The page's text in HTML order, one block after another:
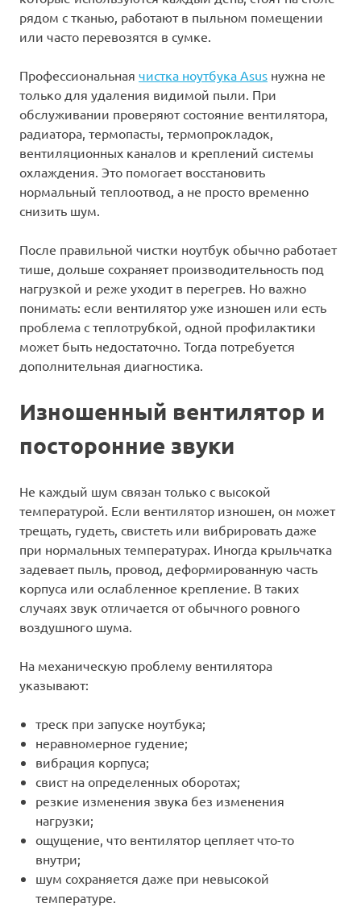
рядом с тканью, работают в пыльном помещении
или часто перевозятся в сумке.
Профессиональная чистка ноутбука Asus нужна не
только для удаления видимой пыли. При
обслуживании проверяют состояние вентилятора,
радиатора, термопасты, термопрокладок,
вентиляционных каналов и креплений системы
охлаждения. Это помогает восстановить
нормальный теплоотвод, а не просто временно
снизить шум.
После правильной чистки ноутбук обычно работает
тише, дольше сохраняет производительность под
нагрузкой и реже уходит в перегрев. Но важно
понимать: если вентилятор уже изношен или есть
проблема с теплотрубкой, одной профилактики
может быть недостаточно. Тогда потребуется
дополнительная диагностика.
Изношенный вентилятор и
посторонние звуки
Не каждый шум связан только с высокой
температурой. Если вентилятор изношен, он может
трещать, гудеть, свистеть или вибрировать даже
при нормальных температурах. Иногда крыльчатка
задевает пыль, провод, деформированную часть
корпуса или ослабленное крепление. В таких
случаях звук отличается от обычного ровного
воздушного шума.
На механическую проблему вентилятора
указывают:
треск при запуске ноутбука;
неравномерное гудение;
вибрация корпуса;
свист на определенных оборотах;
резкие изменения звука без изменения
нагрузки;
ощущение, что вентилятор цепляет что-то
внутри;
шум сохраняется даже при невысокой
температуре.